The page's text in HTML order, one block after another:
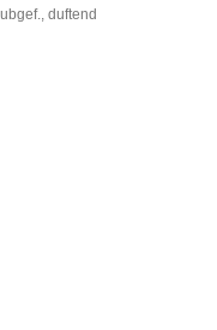
duftend